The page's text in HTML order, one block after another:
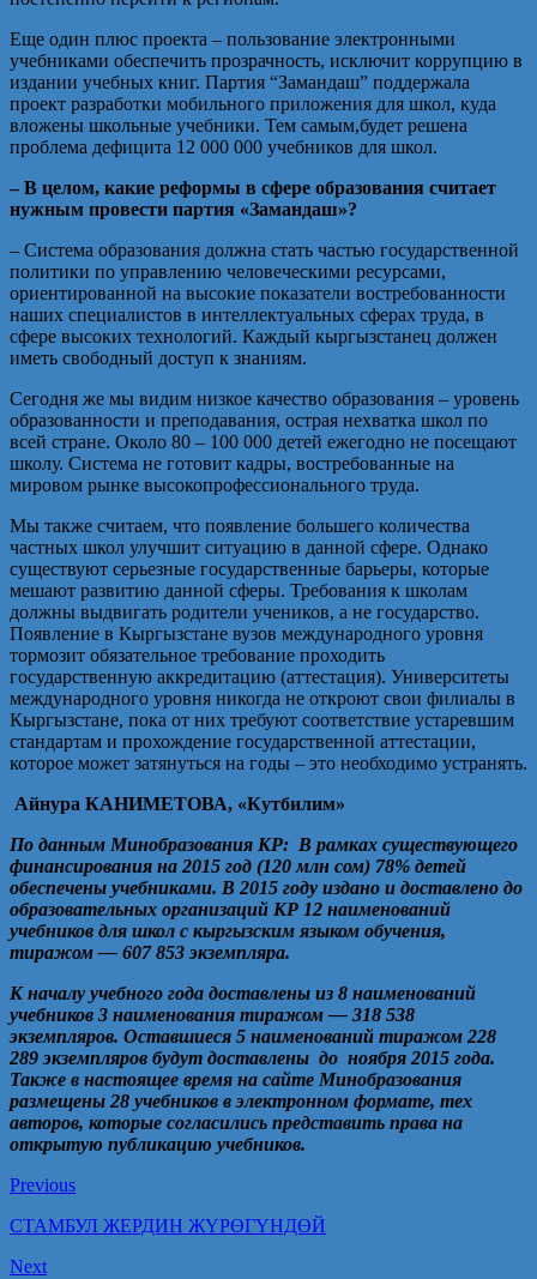
Еще один плюс проекта – пользование электронными
учебниками обеспечить прозрачность, исключит коррупцию в
издании учебных книг. Партия “Замандаш” поддержала
проект разработки мобильного приложения для школ, куда
вложены школьные учебники. Тем самым,будет решена
проблема дефицита 12 000 000 учебников для школ.
– В целом, какие реформы в сфере образования считает
нужным провести партия «Замандаш»?
– Система образования должна стать частью государственной
политики по управлению человеческими ресурсами,
ориентированной на высокие показатели востребованности
наших специалистов в интеллектуальных сферах труда, в
сфере высоких технологий. Каждый кыргызстанец должен
иметь свободный доступ к знаниям.
Сегодня же мы видим низкое качество образования – уровень
образованности и преподавания, острая нехватка школ по
всей стране. Около 80 – 100 000 детей ежегодно не посещают
школу. Система не готовит кадры, востребованные на
мировом рынке высокопрофессионального труда.
Мы также считаем, что появление большего количества
частных школ улучшит ситуацию в данной сфере. Однако
существуют серьезные государственные барьеры, которые
мешают развитию данной сферы. Требования к школам
должны выдвигать родители учеников, а не государство.
Появление в Кыргызстане вузов международного уровня
тормозит обязательное требование проходить
государственную аккредитацию (аттестация). Университеты
международного уровня никогда не откроют свои филиалы в
Кыргызстане, пока от них требуют соответствие устаревшим
стандартам и прохождение государственной аттестации,
которое может затянуться на годы – это необходимо устранять.
Айнура КАНИМЕТОВА, «Кутбилим»
По данным Минобразования КР: В рамках существующего
финансирования на 2015 год (120 млн сом) 78% детей
обеспечены учебниками. В 2015 году издано и доставлено до
образовательных организаций КР 12 наименований
учебников для школ с кыргызским языком обучения,
тиражом — 607 853 экземпляра.
К началу учебного года доставлены из 8 наименований
учебников 3 наименования тиражом — 318 538
экземпляров. Оставшиеся 5 наименований тиражом 228
289 экземпляров будут доставлены до ноября 2015 года.
Также в настоящее время на сайте Минобразования
размещены 28 учебников в электронном формате, тех
авторов, которые согласились представить права на
открытую публикацию учебников.
Previous
СТАМБУЛ ЖЕРДИН ЖҮРӨГҮНДӨЙ
Next